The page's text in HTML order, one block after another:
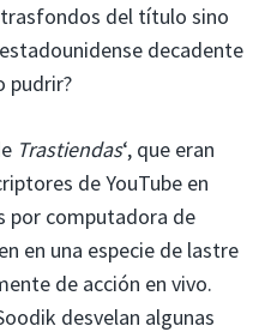
del título sino
decadente
pudrir?
Trastiendas‘, que eran
de YouTube en
por computadora de
en una especie de lastre
de acción en vivo.
desvelan algunas